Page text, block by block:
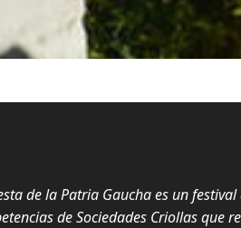
de la Patria Gaucha es un
de Sociedades Criollas que